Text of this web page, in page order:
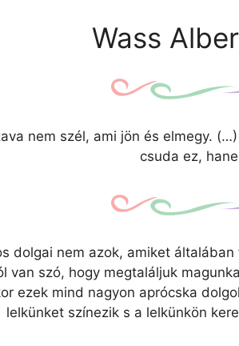
Wass
nem szél, ami jön és elmegy.
csuda ez,
dolgai nem azok, amiket
van szó, hogy megtaláljuk
ezek mind nagyon aprócska
lelkünket színezik s a lelkünkön